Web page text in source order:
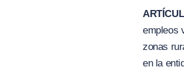
empleos
zonas
en la